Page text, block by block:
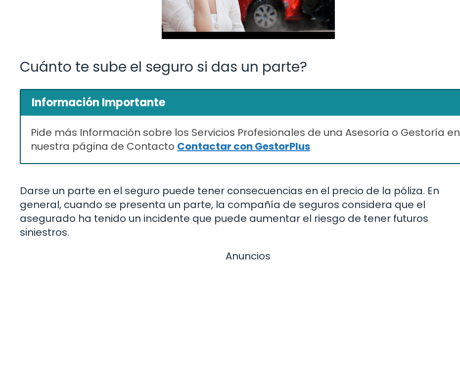
Cuánto te sube el seguro si das un parte?
Información Importante
Pide más Información sobre los Servicios Profesionales de una Asesoría o Gestoría en
nuestra página de Contacto Contactar con GestorPlus
Darse un parte en el seguro puede tener consecuencias en el precio de la póliza. En
general, cuando se presenta un parte, la compañía de seguros considera que el
asegurado ha tenido un incidente que puede aumentar el riesgo de tener futuros
siniestros.
Anuncios